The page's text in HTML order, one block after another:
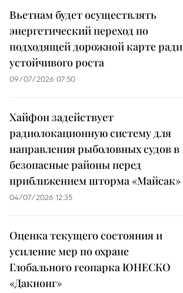
Вьетнам будет осуществлять
энергетический переход по
подходящей дорожной карте ради
устойчивого роста
09/07/2026 07:50
Хайфон задействует
радиолокационную систему для
направления рыболовных судов в
безопасные районы перед
приближением шторма «Майсак»
04/07/2026 12:35
Оценка текущего состояния и
усиление мер по охране
Глобального геопарка ЮНЕСКО
«Дакнонг»